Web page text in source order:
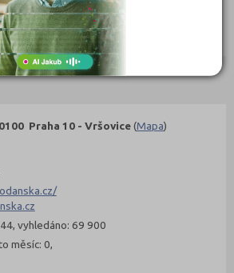
Kč
Praha 10 - Vršovice(Mapa)
vyhledáno: 69 900
měsíc: 0,